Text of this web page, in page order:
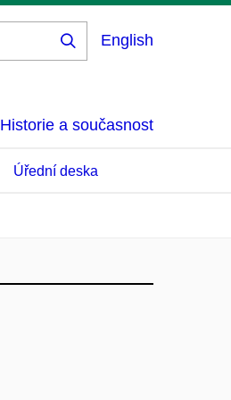
English
Historie a současnost
Úřední deska